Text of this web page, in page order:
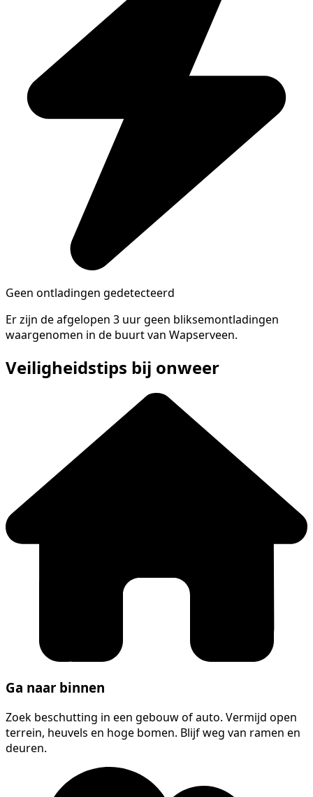
Geen ontladingen gedetecteerd
Er zijn de afgelopen 3 uur geen bliksemontladingen
waargenomen in de buurt van Wapserveen.
Veiligheidstips bij onweer
Ga naar binnen
Zoek beschutting in een gebouw of auto. Vermijd open
terrein, heuvels en hoge bomen. Blijf weg van ramen en
deuren.